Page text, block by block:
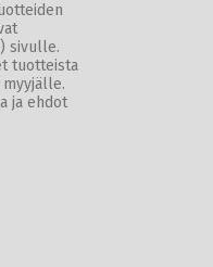
sivulle.
tuotteista
ja ehdot